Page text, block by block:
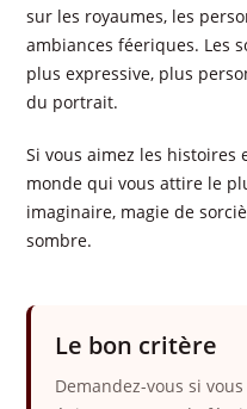
sur les royaumes, les
ambiances féeriques. Les
plus expressive, plus
du portrait.
Si vous aimez les histoires
monde qui vous attire le
imaginaire, magie de
sombre.
Le bon critère
Demandez-vous si